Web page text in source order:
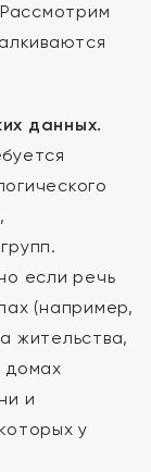
данных.
если речь
(например,
жительства,
домах
и
у